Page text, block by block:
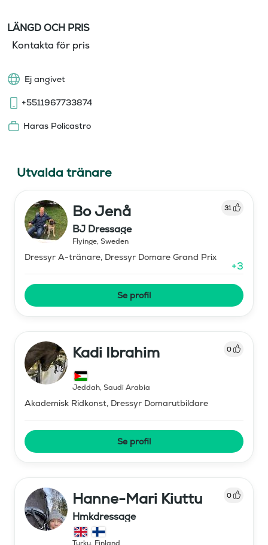
LÄNGD OCH PRIS
Kontakta för pris
Ej angivet
+5511967733874
Haras Policastro
Utvalda tränare
Bo Jenå 31
BJ Dressage
Flyinge, Sweden
Dressyr A-tränare, Dressyr Domare Grand Prix
+3
Se profil
Kadi Ibrahim 0
Jeddah, Saudi Arabia
Akademisk Ridkonst, Dressyr Domarutbildare
Se profil
Hanne-Mari Kiuttu 0
Hmkdressage
Turku, Finland